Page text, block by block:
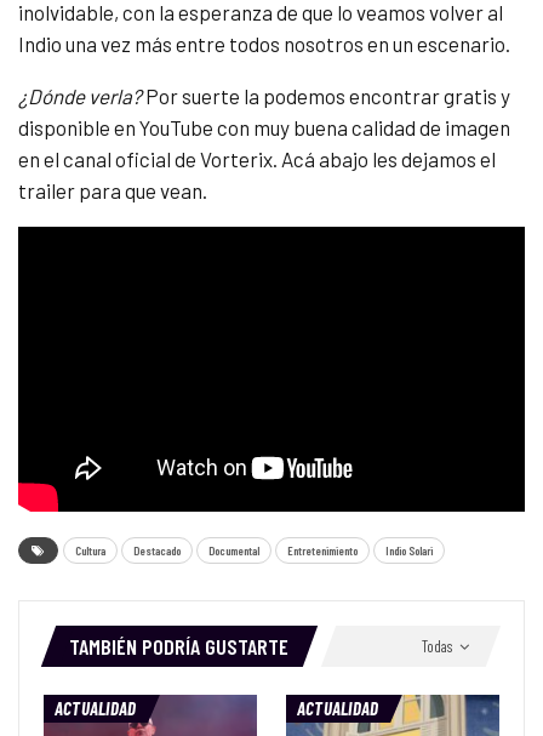
inolvidable, con la esperanza de que lo veamos volver al
Indio una vez más entre todos nosotros en un escenario.
¿Dónde verla?Por suerte la podemos encontrar gratis y
disponible en YouTube con muy buena calidad de imagen
en el canal oficial de Vorterix. Acá abajo les dejamos el
trailer para que vean.
Cultura Destacado Documental Entretenimiento Indio Solari
Todas
TAMBIÉN PODRÍA GUSTARTE
ACTUALIDAD ACTUALIDAD